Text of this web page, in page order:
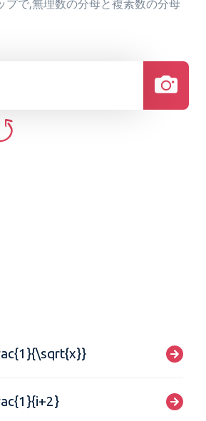
プで,無理数の分母と複素数の分母